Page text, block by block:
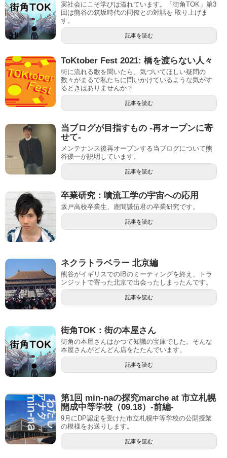
実社会にこそ学びは溢れています。「街角TOK」第3
回は熊谷の筑坂時代の同僚との対話を 取り上げま
す。
記事を読む
ToKtober Fest 2021: 橋を渡らない人々
街に流れる歌を聞いたら、気づいてほしい疑問の
数々がまるで私たちに問いかけているような気がす
るときはありませんか？
記事を読む
当ブログが目指すもの -再オープンに寄
せて-
メンテナンス後再オープンする当ブログについて熊
谷優一が説明しています。
記事を読む
卒業研究：噴流工学の宇宙への応用
坂戸高校卒業生、鹿間謙伍君の卒業研究です。
記事を読む
ネクラトラベラー 北京編
熊谷がイギリスでのIBのミーティングを終え、トラ
ンジットで寄った北京で出会ったしまったんです。
記事を読む
街角TOK：街の本屋さん
街角の本屋さんはかつて知識の宝庫でした。そんな
本屋さんがどんどん店をたたんでいます。
記事を読む
第1回 min-naの探究marche at 市立札幌
開成中等学校（09.18）-前編-
9月にDP認定を受けた市立札幌中等学校の公開授業
の模様をお送りします。
記事を読む